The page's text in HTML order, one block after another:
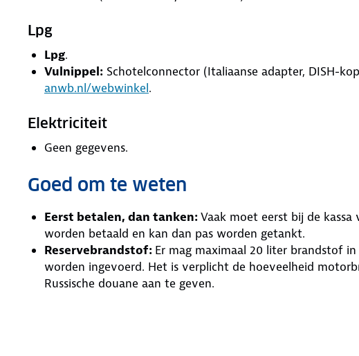
Lpg
Lpg.
Vulnippel: Schotelconnector (Italiaanse adapter, DISH-
anwb.nl/webwinkel.
Elektriciteit
Geen gegevens.
Goed om te weten
Eerst betalen, dan tanken:Vaak moet eerst bij de
worden betaald en kan dan pas worden getankt.
Reservebrandstof: Er mag maximaal 20 liter brandstof
worden ingevoerd. Het is verplicht de hoeveelheid
Russische douane aan te geven.